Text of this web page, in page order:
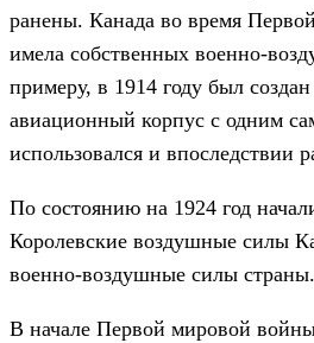
ранены. Канада во время
имела собственных военно-
примеру, в 1914 году был
авиационный корпус с одним
использовался и впоследствии
По состоянию на 1924 год
Королевские воздушные силы
военно-воздушные силы страны.
В начале Первой мировой